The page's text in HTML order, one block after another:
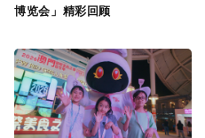
博览会」精彩回顾